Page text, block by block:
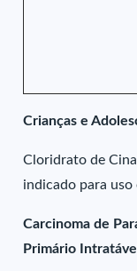
Crianças e
Cloridrato de
indicado para
Carcinoma de
Primário Intratável